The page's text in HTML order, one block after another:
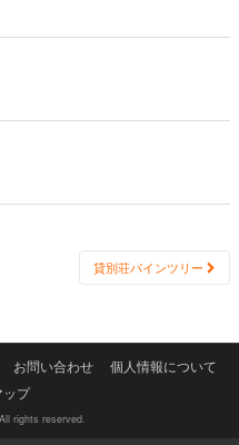
貸別荘パインツリー
お問い合わせ
個人情報について
ップ
rights reserved.